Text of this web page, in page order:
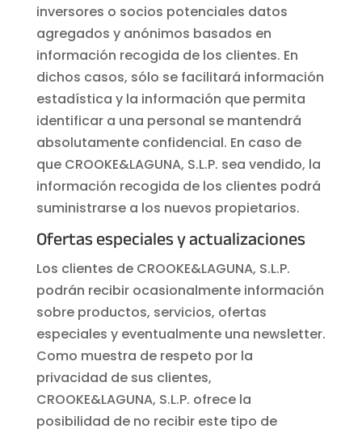
inversores o socios potenciales datos
agregados y anónimos basados en
información recogida de los clientes. En
dichos casos, sólo se facilitará información
estadística y la información que permita
identificar a una personal se mantendrá
absolutamente confidencial. En caso de
que CROOKE&LAGUNA, S.L.P. sea vendido, la
información recogida de los clientes podrá
suministrarse a los nuevos propietarios.
Ofertas especiales y actualizaciones
Los clientes de CROOKE&LAGUNA, S.L.P.
podrán recibir ocasionalmente información
sobre productos, servicios, ofertas
especiales y eventualmente una newsletter.
Como muestra de respeto por la
privacidad de sus clientes,
CROOKE&LAGUNA, S.L.P. ofrece la
posibilidad de no recibir este tipo de